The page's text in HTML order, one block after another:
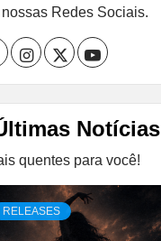
Redes Sociais.
Instagram
TwitterYoutube
Notícias
quentes para você!
RELEASES